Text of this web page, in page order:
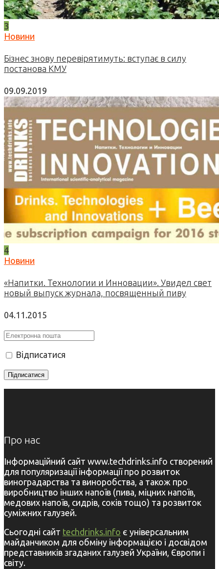
3
Новини
Бізнес знову перевірятимуть: вступає в силу
постанова КМУ
09.09.2019
4
Новини
«Напитки. Технологии и Инновации». Увидел свет
новый выпуск журнала, посвященный пиву
04.11.2015
Відписатися
Про нас
Інформаційний сайт www.techdrinks.info створений
для популяризації інформації про розвиток
виноградарства та виноробства, а також про
виробництво інших напоїв (пива, міцних напоїв,
медових напоїв, сидрів, соків тощо) та розвиток
суміжних галузей.
Сьогодні сайт techdrinks.info є універсальним
майданчиком для обміну інформацією і досвідом
представників згаданих галузей України, Європи і
світу.